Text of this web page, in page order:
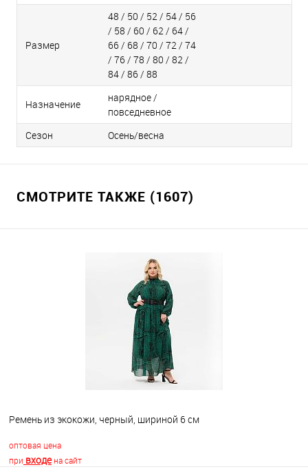
Размер
48 / 50 / 52 / 54 / 56
/ 58 / 60 / 62 / 64 /
66 / 68 / 70 / 72 / 74
/ 76 / 78 / 80 / 82 /
84 / 86 / 88
Назначение
нарядное /
повседневное
Сезон
Осень/весна
СМОТРИТЕ ТАКЖЕ (1607)
Ремень из экокожи, черный, шириной 6 см
оптовая цена
при входена сайт